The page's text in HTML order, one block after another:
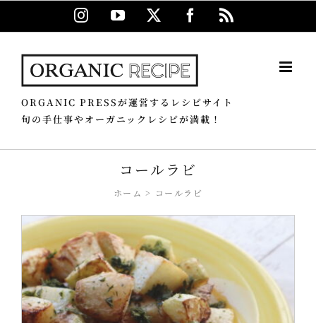
Instagram
YouTube Facebook
ORGANIC PRESSが運営するレシピサイト
旬の手仕事やオーガニックレシピが満載！
コールラビ
ホーム コールラビ